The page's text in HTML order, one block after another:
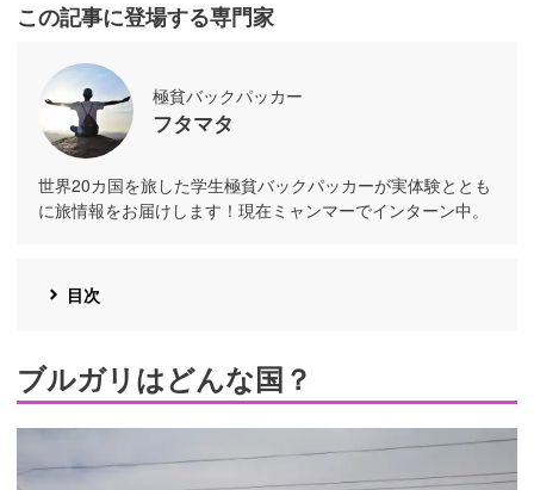
この記事に登場する専門家
極貧バックパッカー
フタマタ
世界20カ国を旅した学生極貧バックパッカーが実体験ととも
に旅情報をお届けします！現在ミャンマーでインターン中。
目次
ブルガリはどんな国？